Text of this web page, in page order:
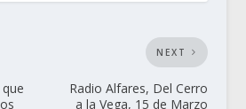
NEXT
Radio Alfares, Del Cerro
a la Vega, 15 de Marzo